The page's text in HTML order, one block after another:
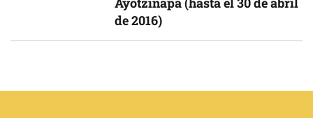
de 2016)